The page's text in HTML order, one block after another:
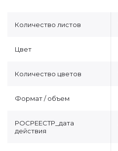
Количество листов
Цвет
Количество цветов
Формат / объем
РОСРЕЕСТР_дата
действия